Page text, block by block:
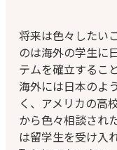
将来は色々したい
のは海外の学生に
テムを確立すること
海外には日本のよ
く、アメリカの高
から色々相談され
は留学生を受け入